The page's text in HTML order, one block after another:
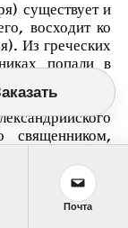
существует и
восходит ко
Из греческих
попали в
под 3
Фавст.
священником,
(8 сентября), -
составитель
текст
Почта